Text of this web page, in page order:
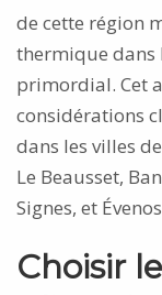
de cette région
thermique dans
primordial. Cet
considérations
dans les villes
Le Beausset,
Signes, et
Choisir